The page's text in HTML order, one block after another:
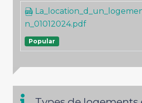
n_01012024.pdf
Popular